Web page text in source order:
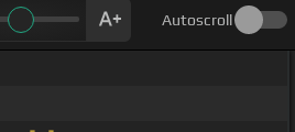
Autoscroll